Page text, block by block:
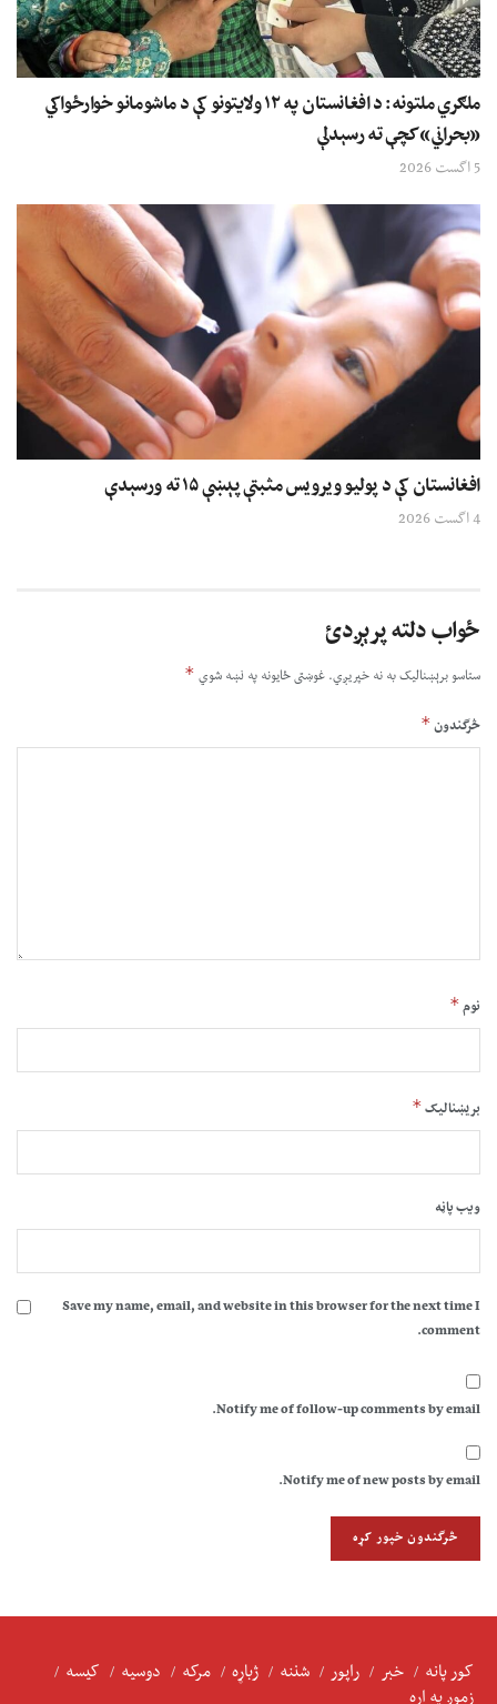
ملګري ملتونه: د افغانستان په ۱۲ ولایتونو کې د ماشومانو خوارځواکي
«بحراني» کچې ته رسېدلې
5 اگست 2026
افغانستان کې د پولیو ویرویس مثبتې پېښې ۱۵ ته ورسېدې
4 اگست 2026
ځواب دلته پرېږدئ
ستاسو برېښناليک به نه خپريږي.غوښتى ځایونه په نښه شوي *
څرگندون*
نوم*
بریښنالیک*
ویب پاڼه
Save my name, email, and website in this browser for the next time I
comment.
Notify me of follow-up comments by email.
Notify me of new posts by email.
کور پانه خبر راپور شننه ژباړه مرکه دوسیه
کیسه
زموږ په اړه